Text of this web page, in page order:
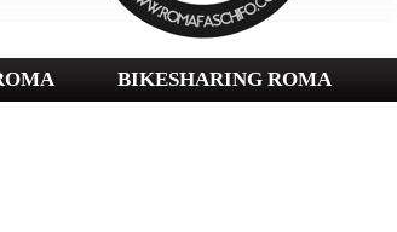
BIKESHARING ROMA